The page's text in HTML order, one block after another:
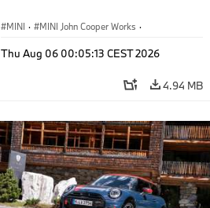
MINI · MINI John Cooper Works ·
Optional Extras, Accessories
Thu Aug 06 00:05:13 CEST 2026
4.94 MB